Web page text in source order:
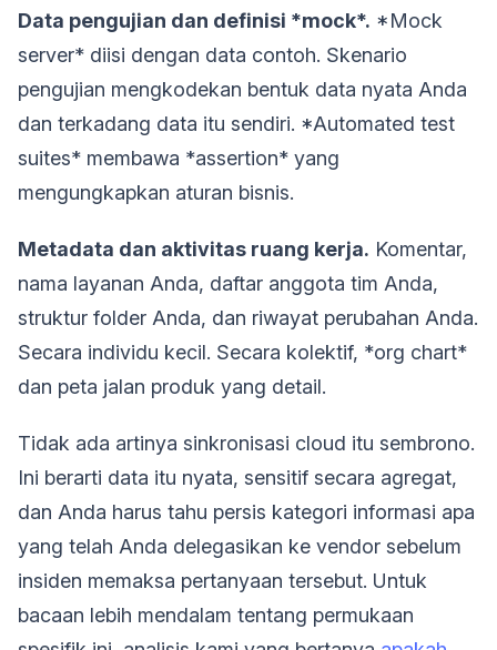
Data pengujian dan definisi *mock*. *Mock
server* diisi dengan data contoh. Skenario
pengujian mengkodekan bentuk data nyata Anda
dan terkadang data itu sendiri. *Automated test
suites* membawa *assertion* yang
mengungkapkan aturan bisnis.
Metadata dan aktivitas ruang kerja. Komentar,
nama layanan Anda, daftar anggota tim Anda,
struktur folder Anda, dan riwayat perubahan Anda.
Secara individu kecil. Secara kolektif, *org chart*
dan peta jalan produk yang detail.
Tidak ada artinya sinkronisasi cloud itu sembrono.
Ini berarti data itu nyata, sensitif secara agregat,
dan Anda harus tahu persis kategori informasi apa
yang telah Anda delegasikan ke vendor sebelum
insiden memaksa pertanyaan tersebut. Untuk
bacaan lebih mendalam tentang permukaan